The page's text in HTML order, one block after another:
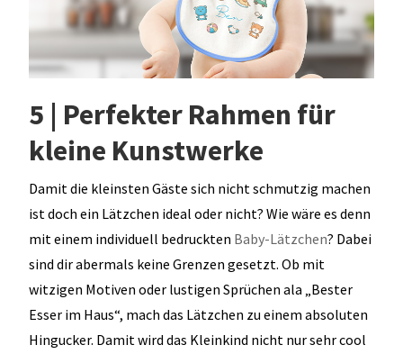
5 | Perfekter Rahmen für
kleine Kunstwerke
Damit die kleinsten Gäste sich nicht schmutzig machen
ist doch ein Lätzchen ideal oder nicht? Wie wäre es denn
mit einem individuell bedruckten Baby-Lätzchen? Dabei
sind dir abermals keine Grenzen gesetzt. Ob mit
witzigen Motiven oder lustigen Sprüchen ala „Bester
Esser im Haus“, mach das Lätzchen zu einem absoluten
Hingucker. Damit wird das Kleinkind nicht nur sehr cool